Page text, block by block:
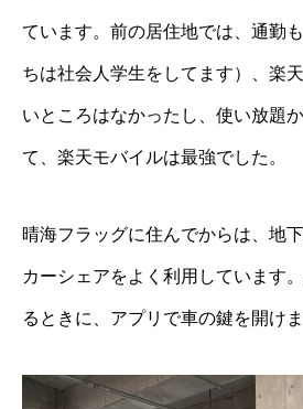
ています。前の居住地では、通勤
ちは社会人学生をしてます）、楽
いところはなかったし、使い放題
て、楽天モバイルは最強でした。
晴海フラッグに住んでからは、地
カーシェアをよく利用しています
るときに、アプリで車の鍵を開けま